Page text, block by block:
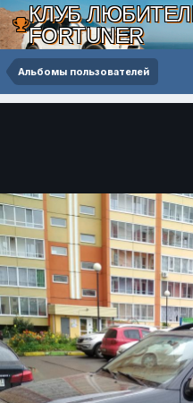
КЛУБ
FORTUNER
Альбомы пользователей